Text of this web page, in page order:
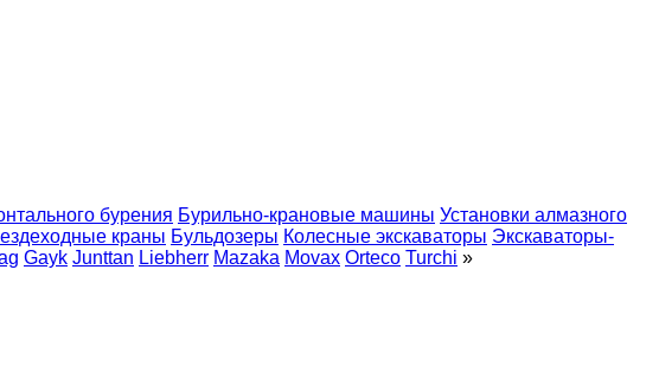
бурения Бурильно-крановые машины Установки алмазного
краны Бульдозеры Колесные экскаваторы Экскаваторы-
Gayk Junttan Liebherr Mazaka Movax Orteco Turchi »